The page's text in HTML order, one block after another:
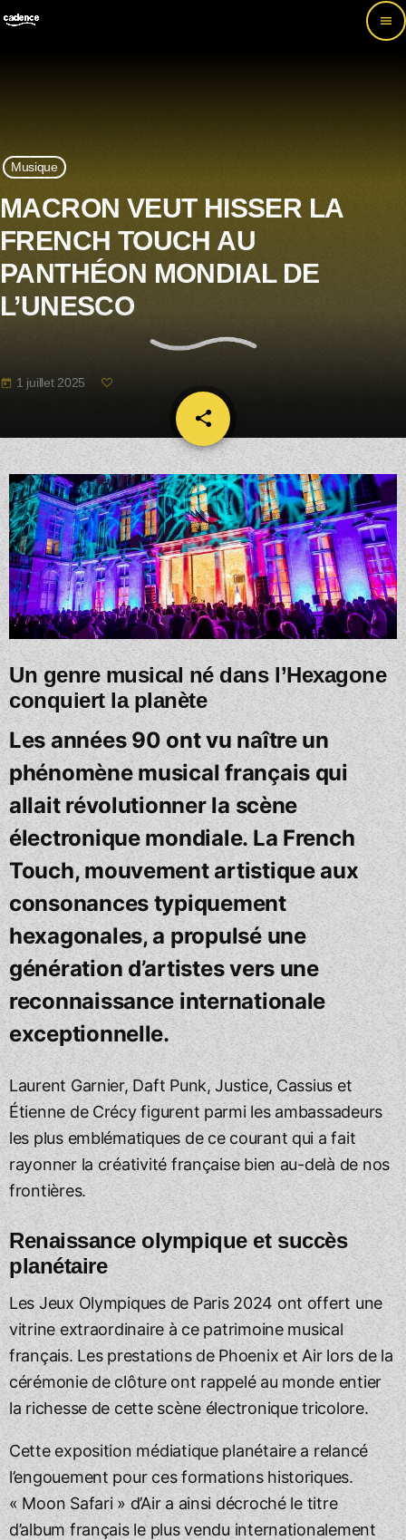
menu
Musique
MACRON VEUT HISSER LA
FRENCH TOUCH AU
PANTHÉON MONDIAL DE
L’UNESCO
today 1 juillet 2025
share
email
Un genre musical né dans l’Hexagone
conquiert la planète
Les années 90 ont vu naître un
phénomène musical français qui
allait révolutionner la scène
électronique mondiale. La French
Touch, mouvement artistique aux
consonances typiquement
hexagonales, a propulsé une
génération d’artistes vers une
reconnaissance internationale
exceptionnelle.
Laurent Garnier, Daft Punk, Justice, Cassius et
Étienne de Crécy figurent parmi les ambassadeurs
les plus emblématiques de ce courant qui a fait
rayonner la créativité française bien au-delà de nos
frontières.
Renaissance olympique et succès
planétaire
Les Jeux Olympiques de Paris 2024 ont offert une
vitrine extraordinaire à ce patrimoine musical
français. Les prestations de Phoenix et Air lors de la
cérémonie de clôture ont rappelé au monde entier
la richesse de cette scène électronique tricolore.
Cette exposition médiatique planétaire a relancé
l’engouement pour ces formations historiques.
« Moon Safari » d’Air a ainsi décroché le titre
d’album français le plus vendu internationalement